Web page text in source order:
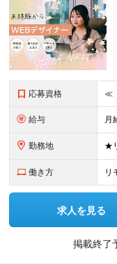
応募資格
給与
勤務地
働き方 リ
求人を見る
掲載終了